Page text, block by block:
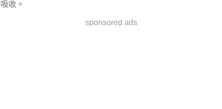
吸收。
sponsored ads